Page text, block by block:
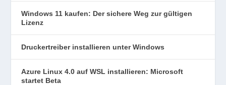
Windows 11 kaufen: Der sichere Weg zur gültigen
Lizenz
Druckertreiber installieren unter Windows
Azure Linux 4.0 auf WSL installieren: Microsoft
startet Beta